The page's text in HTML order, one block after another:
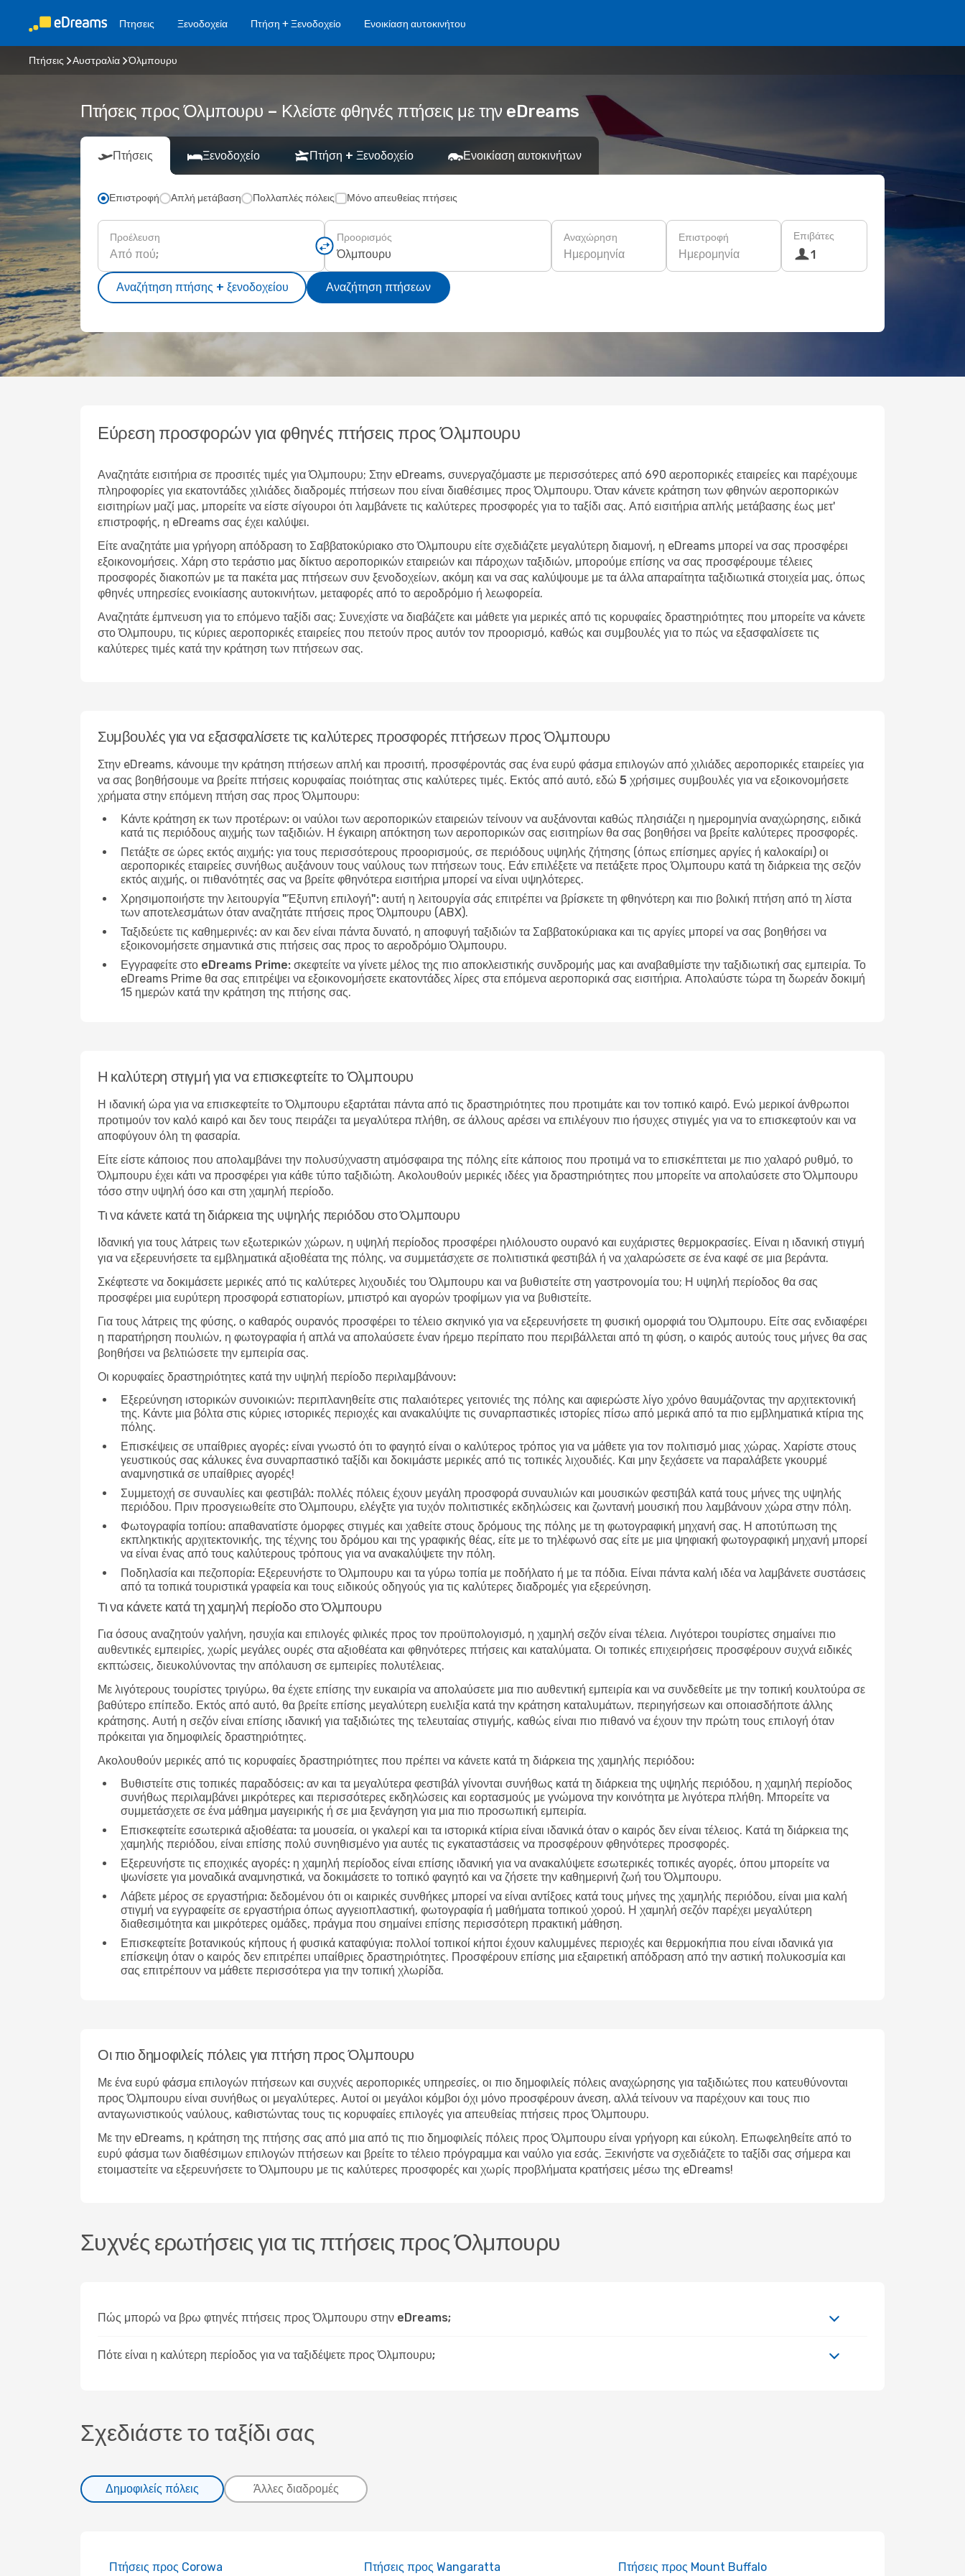
Πτησεις Ξενοδοχεία Πτήση + Ξενοδοχείο Ενοικίαση αυτοκινήτου
Πτήσεις Αυστραλία Όλμπουρυ
Πτήσεις προς Όλμπουρυ – Κλείστε φθηνές πτήσεις με την eDreams
Πτήσεις Ξενοδοχείο Πτήση + Ξενοδοχείο Ενοικίαση αυτοκινήτων
Επιστροφή Απλή μετάβαση Πολλαπλές πόλεις Μόνο απευθείας πτήσεις
Προέλευση Προορισμός Αναχώρηση
Ημερομηνία
Επιστροφή
Ημερομηνία
Επιβάτες
1
Αναζήτηση πτήσης + ξενοδοχείου Αναζήτηση πτήσεων
Εύρεση προσφορών για φθηνές πτήσεις προς Όλμπουρυ
Αναζητάτε εισιτήρια σε προσιτές τιμές για Όλμπουρυ; Στην eDreams, συνεργαζόμαστε με περισσότερες από 690 αεροπορικές εταιρείες και παρέχουμε
πληροφορίες για εκατοντάδες χιλιάδες διαδρομές πτήσεων που είναι διαθέσιμες προς Όλμπουρυ. Όταν κάνετε κράτηση των φθηνών αεροπορικών
εισιτηρίων μαζί μας, μπορείτε να είστε σίγουροι ότι λαμβάνετε τις καλύτερες προσφορές για το ταξίδι σας. Από εισιτήρια απλής μετάβασης έως μετ'
επιστροφής, η eDreams σας έχει καλύψει.
Είτε αναζητάτε μια γρήγορη απόδραση το Σαββατοκύριακο στο Όλμπουρυ είτε σχεδιάζετε μεγαλύτερη διαμονή, η eDreams μπορεί να σας προσφέρει
εξοικονομήσεις. Χάρη στο τεράστιο μας δίκτυο αεροπορικών εταιρειών και πάροχων ταξιδιών, μπορούμε επίσης να σας προσφέρουμε τέλειες
προσφορές διακοπών με τα πακέτα μας πτήσεων συν ξενοδοχείων, ακόμη και να σας καλύψουμε με τα άλλα απαραίτητα ταξιδιωτικά στοιχεία μας, όπως
φθηνές υπηρεσίες ενοικίασης αυτοκινήτων, μεταφορές από το αεροδρόμιο ή λεωφορεία.
Αναζητάτε έμπνευση για το επόμενο ταξίδι σας; Συνεχίστε να διαβάζετε και μάθετε για μερικές από τις κορυφαίες δραστηριότητες που μπορείτε να κάνετε
στο Όλμπουρυ, τις κύριες αεροπορικές εταιρείες που πετούν προς αυτόν τον προορισμό, καθώς και συμβουλές για το πώς να εξασφαλίσετε τις
καλύτερες τιμές κατά την κράτηση των πτήσεων σας.
Συμβουλές για να εξασφαλίσετε τις καλύτερες προσφορές πτήσεων προς Όλμπουρυ
Στην eDreams, κάνουμε την κράτηση πτήσεων απλή και προσιτή, προσφέροντάς σας ένα ευρύ φάσμα επιλογών από χιλιάδες αεροπορικές εταιρείες για
να σας βοηθήσουμε να βρείτε πτήσεις κορυφαίας ποιότητας στις καλύτερες τιμές. Εκτός από αυτό, εδώ 5 χρήσιμες συμβουλές για να εξοικονομήσετε
χρήματα στην επόμενη πτήση σας προς Όλμπουρυ:
Κάντε κράτηση εκ των προτέρων: οι ναύλοι των αεροπορικών εταιρειών τείνουν να αυξάνονται καθώς πλησιάζει η ημερομηνία αναχώρησης, ειδικά
κατά τις περιόδους αιχμής των ταξιδιών. Η έγκαιρη απόκτηση των αεροπορικών σας εισιτηρίων θα σας βοηθήσει να βρείτε καλύτερες προσφορές.
Πετάξτε σε ώρες εκτός αιχμής: για τους περισσότερους προορισμούς, σε περιόδους υψηλής ζήτησης (όπως επίσημες αργίες ή καλοκαίρι) οι
αεροπορικές εταιρείες συνήθως αυξάνουν τους ναύλους των πτήσεων τους. Εάν επιλέξετε να πετάξετε προς Όλμπουρυ κατά τη διάρκεια της σεζόν
εκτός αιχμής, οι πιθανότητές σας να βρείτε φθηνότερα εισιτήρια μπορεί να είναι υψηλότερες.
Χρησιμοποιήστε την λειτουργία "Έξυπνη επιλογή": αυτή η λειτουργία σάς επιτρέπει να βρίσκετε τη φθηνότερη και πιο βολική πτήση από τη λίστα
των αποτελεσμάτων όταν αναζητάτε πτήσεις προς Όλμπουρυ (ABX).
Ταξιδεύετε τις καθημερινές: αν και δεν είναι πάντα δυνατό, η αποφυγή ταξιδιών τα Σαββατοκύριακα και τις αργίες μπορεί να σας βοηθήσει να
εξοικονομήσετε σημαντικά στις πτήσεις σας προς το αεροδρόμιο Όλμπουρυ.
Εγγραφείτε στο eDreams Prime: σκεφτείτε να γίνετε μέλος της πιο αποκλειστικής συνδρομής μας και αναβαθμίστε την ταξιδιωτική σας εμπειρία. Το
eDreams Prime θα σας επιτρέψει να εξοικονομήσετε εκατοντάδες λίρες στα επόμενα αεροπορικά σας εισιτήρια. Απολαύστε τώρα τη δωρεάν δοκιμή
15 ημερών κατά την κράτηση της πτήσης σας.
Η καλύτερη στιγμή για να επισκεφτείτε το Όλμπουρυ
Η ιδανική ώρα για να επισκεφτείτε το Όλμπουρυ εξαρτάται πάντα από τις δραστηριότητες που προτιμάτε και τον τοπικό καιρό. Ενώ μερικοί άνθρωποι
προτιμούν τον καλό καιρό και δεν τους πειράζει τα μεγαλύτερα πλήθη, σε άλλους αρέσει να επιλέγουν πιο ήσυχες στιγμές για να το επισκεφτούν και να
αποφύγουν όλη τη φασαρία.
Είτε είστε κάποιος που απολαμβάνει την πολυσύχναστη ατμόσφαιρα της πόλης είτε κάποιος που προτιμά να το επισκέπτεται με πιο χαλαρό ρυθμό, το
Όλμπουρυ έχει κάτι να προσφέρει για κάθε τύπο ταξιδιώτη. Ακολουθούν μερικές ιδέες για δραστηριότητες που μπορείτε να απολαύσετε στο Όλμπουρυ
τόσο στην υψηλή όσο και στη χαμηλή περίοδο.
Τι να κάνετε κατά τη διάρκεια της υψηλής περιόδου στο Όλμπουρυ
Ιδανική για τους λάτρεις των εξωτερικών χώρων, η υψηλή περίοδος προσφέρει ηλιόλουστο ουρανό και ευχάριστες θερμοκρασίες. Είναι η ιδανική στιγμή
για να εξερευνήσετε τα εμβληματικά αξιοθέατα της πόλης, να συμμετάσχετε σε πολιτιστικά φεστιβάλ ή να χαλαρώσετε σε ένα καφέ σε μια βεράντα.
Σκέφτεστε να δοκιμάσετε μερικές από τις καλύτερες λιχουδιές του Όλμπουρυ και να βυθιστείτε στη γαστρονομία του; Η υψηλή περίοδος θα σας
προσφέρει μια ευρύτερη προσφορά εστιατορίων, μπιστρό και αγορών τροφίμων για να βυθιστείτε.
Για τους λάτρεις της φύσης, ο καθαρός ουρανός προσφέρει το τέλειο σκηνικό για να εξερευνήσετε τη φυσική ομορφιά του Όλμπουρυ. Είτε σας ενδιαφέρει
η παρατήρηση πουλιών, η φωτογραφία ή απλά να απολαύσετε έναν ήρεμο περίπατο που περιβάλλεται από τη φύση, ο καιρός αυτούς τους μήνες θα σας
βοηθήσει να βελτιώσετε την εμπειρία σας.
Οι κορυφαίες δραστηριότητες κατά την υψηλή περίοδο περιλαμβάνουν:
Εξερεύνηση ιστορικών συνοικιών: περιπλανηθείτε στις παλαιότερες γειτονιές της πόλης και αφιερώστε λίγο χρόνο θαυμάζοντας την αρχιτεκτονική
της. Κάντε μια βόλτα στις κύριες ιστορικές περιοχές και ανακαλύψτε τις συναρπαστικές ιστορίες πίσω από μερικά από τα πιο εμβληματικά κτίρια της
πόλης.
Επισκέψεις σε υπαίθριες αγορές: είναι γνωστό ότι το φαγητό είναι ο καλύτερος τρόπος για να μάθετε για τον πολιτισμό μιας χώρας. Χαρίστε στους
γευστικούς σας κάλυκες ένα συναρπαστικό ταξίδι και δοκιμάστε μερικές από τις τοπικές λιχουδιές. Και μην ξεχάσετε να παραλάβετε γκουρμέ
αναμνηστικά σε υπαίθριες αγορές!
Συμμετοχή σε συναυλίες και φεστιβάλ: πολλές πόλεις έχουν μεγάλη προσφορά συναυλιών και μουσικών φεστιβάλ κατά τους μήνες της υψηλής
περιόδου. Πριν προσγειωθείτε στο Όλμπουρυ, ελέγξτε για τυχόν πολιτιστικές εκδηλώσεις και ζωντανή μουσική που λαμβάνουν χώρα στην πόλη.
Φωτογραφία τοπίου: απαθανατίστε όμορφες στιγμές και χαθείτε στους δρόμους της πόλης με τη φωτογραφική μηχανή σας. Η αποτύπωση της
εκπληκτικής αρχιτεκτονικής, της τέχνης του δρόμου και της γραφικής θέας, είτε με το τηλέφωνό σας είτε με μια ψηφιακή φωτογραφική μηχανή μπορεί
να είναι ένας από τους καλύτερους τρόπους για να ανακαλύψετε την πόλη.
Ποδηλασία και πεζοπορία: Εξερευνήστε το Όλμπουρυ και τα γύρω τοπία με ποδήλατο ή με τα πόδια. Είναι πάντα καλή ιδέα να λαμβάνετε συστάσεις
από τα τοπικά τουριστικά γραφεία και τους ειδικούς οδηγούς για τις καλύτερες διαδρομές για εξερεύνηση.
Τι να κάνετε κατά τη χαμηλή περίοδο στο Όλμπουρυ
Για όσους αναζητούν γαλήνη, ησυχία και επιλογές φιλικές προς τον προϋπολογισμό, η χαμηλή σεζόν είναι τέλεια. Λιγότεροι τουρίστες σημαίνει πιο
αυθεντικές εμπειρίες, χωρίς μεγάλες ουρές στα αξιοθέατα και φθηνότερες πτήσεις και καταλύματα. Οι τοπικές επιχειρήσεις προσφέρουν συχνά ειδικές
εκπτώσεις, διευκολύνοντας την απόλαυση σε εμπειρίες πολυτέλειας.
Με λιγότερους τουρίστες τριγύρω, θα έχετε επίσης την ευκαιρία να απολαύσετε μια πιο αυθεντική εμπειρία και να συνδεθείτε με την τοπική κουλτούρα σε
βαθύτερο επίπεδο. Εκτός από αυτό, θα βρείτε επίσης μεγαλύτερη ευελιξία κατά την κράτηση καταλυμάτων, περιηγήσεων και οποιασδήποτε άλλης
κράτησης. Αυτή η σεζόν είναι επίσης ιδανική για ταξιδιώτες της τελευταίας στιγμής, καθώς είναι πιο πιθανό να έχουν την πρώτη τους επιλογή όταν
πρόκειται για δημοφιλείς δραστηριότητες.
Ακολουθούν μερικές από τις κορυφαίες δραστηριότητες που πρέπει να κάνετε κατά τη διάρκεια της χαμηλής περιόδου:
Βυθιστείτε στις τοπικές παραδόσεις: αν και τα μεγαλύτερα φεστιβάλ γίνονται συνήθως κατά τη διάρκεια της υψηλής περιόδου, η χαμηλή περίοδος
συνήθως περιλαμβάνει μικρότερες και περισσότερες εκδηλώσεις και εορτασμούς με γνώμονα την κοινότητα με λιγότερα πλήθη. Μπορείτε να
συμμετάσχετε σε ένα μάθημα μαγειρικής ή σε μια ξενάγηση για μια πιο προσωπική εμπειρία.
Επισκεφτείτε εσωτερικά αξιοθέατα: τα μουσεία, οι γκαλερί και τα ιστορικά κτίρια είναι ιδανικά όταν ο καιρός δεν είναι τέλειος. Κατά τη διάρκεια της
χαμηλής περιόδου, είναι επίσης πολύ συνηθισμένο για αυτές τις εγκαταστάσεις να προσφέρουν φθηνότερες προσφορές.
Εξερευνήστε τις εποχικές αγορές: η χαμηλή περίοδος είναι επίσης ιδανική για να ανακαλύψετε εσωτερικές τοπικές αγορές, όπου μπορείτε να
ψωνίσετε για μοναδικά αναμνηστικά, να δοκιμάσετε το τοπικό φαγητό και να ζήσετε την καθημερινή ζωή του Όλμπουρυ.
Λάβετε μέρος σε εργαστήρια: δεδομένου ότι οι καιρικές συνθήκες μπορεί να είναι αντίξοες κατά τους μήνες της χαμηλής περιόδου, είναι μια καλή
στιγμή να εγγραφείτε σε εργαστήρια όπως αγγειοπλαστική, φωτογραφία ή μαθήματα τοπικού χορού. Η χαμηλή σεζόν παρέχει μεγαλύτερη
διαθεσιμότητα και μικρότερες ομάδες, πράγμα που σημαίνει επίσης περισσότερη πρακτική μάθηση.
Επισκεφτείτε βοτανικούς κήπους ή φυσικά καταφύγια: πολλοί τοπικοί κήποι έχουν καλυμμένες περιοχές και θερμοκήπια που είναι ιδανικά για
επίσκεψη όταν ο καιρός δεν επιτρέπει υπαίθριες δραστηριότητες. Προσφέρουν επίσης μια εξαιρετική απόδραση από την αστική πολυκοσμία και
σας επιτρέπουν να μάθετε περισσότερα για την τοπική χλωρίδα.
Οι πιο δημοφιλείς πόλεις για πτήση προς Όλμπουρυ
Με ένα ευρύ φάσμα επιλογών πτήσεων και συχνές αεροπορικές υπηρεσίες, οι πιο δημοφιλείς πόλεις αναχώρησης για ταξιδιώτες που κατευθύνονται
προς Όλμπουρυ είναι συνήθως οι μεγαλύτερες. Αυτοί οι μεγάλοι κόμβοι όχι μόνο προσφέρουν άνεση, αλλά τείνουν να παρέχουν και τους πιο
ανταγωνιστικούς ναύλους, καθιστώντας τους τις κορυφαίες επιλογές για απευθείας πτήσεις προς Όλμπουρυ.
Με την eDreams, η κράτηση της πτήσης σας από μια από τις πιο δημοφιλείς πόλεις προς Όλμπουρυ είναι γρήγορη και εύκολη. Επωφεληθείτε από το
ευρύ φάσμα των διαθέσιμων επιλογών πτήσεων και βρείτε το τέλειο πρόγραμμα και ναύλο για εσάς. Ξεκινήστε να σχεδιάζετε το ταξίδι σας σήμερα και
ετοιμαστείτε να εξερευνήσετε το Όλμπουρυ με τις καλύτερες προσφορές και χωρίς προβλήματα κρατήσεις μέσω της eDreams!
Συχνές ερωτήσεις για τις πτήσεις προς Όλμπουρυ
Πώς μπορώ να βρω φτηνές πτήσεις προς Όλμπουρυ στην eDreams;
Πότε είναι η καλύτερη περίοδος για να ταξιδέψετε προς Όλμπουρυ;
Σχεδιάστε το ταξίδι σας
Δημοφιλείς πόλεις Άλλες διαδρομές
Πτήσεις προς Corowa Πτήσεις προς Wangaratta Πτήσεις προς Mount Buffalo